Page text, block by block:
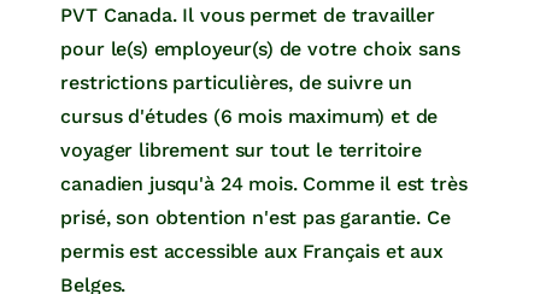
PVT Canada. Il vous permet de travailler
pour le(s) employeur(s) de votre choix sans
restrictions particulières, de suivre un
cursus d'études (6 mois maximum) et de
voyager librement sur tout le territoire
canadien jusqu'à 24 mois. Comme il est très
prisé, son obtention n'est pas garantie. Ce
permis est accessible aux Français et aux
Belges.